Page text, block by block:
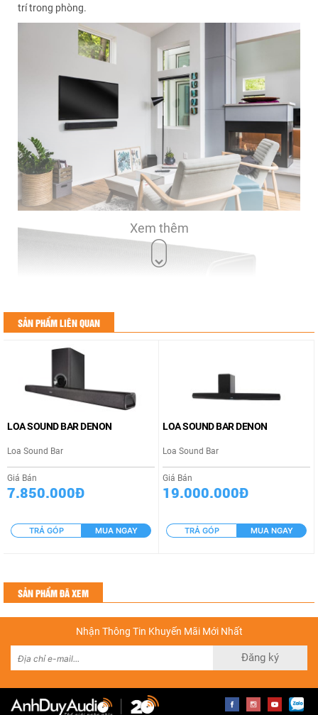
trí trong phòng.
Mặt lưới bằng vải dệt sang trọng và thời trang thanh lịch
Ngõ vào AUX, Optical và 1 ngõ USB-A có thể cắm và phát nhạc
Xem thêm
SẢN PHẨM LIÊN QUAN
LOA SOUND BAR DENON
Loa Sound Bar
Giá Bán
7.850.000Đ
TRẢ GÓP MUA NGAY
LOA SOUND BAR DENON
Loa Sound Bar
Giá Bán
19.000.000Đ
TRẢ GÓP MUA NGAY
SẢN PHẨM ĐÃ XEM
Nhận Thông Tin Khuyến Mãi Mới Nhất
Đăng ký